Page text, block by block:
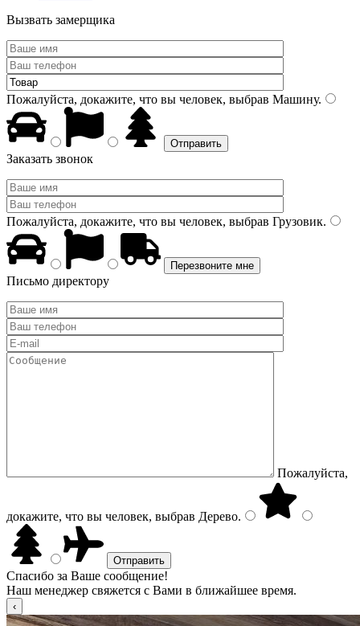
Вызвать замерщика
Пожалуйста, докажите, что вы человек, выбрав Машину.
Заказать звонок
Пожалуйста, докажите, что вы человек, выбрав Грузовик.
Письмо директору
Пожалуйста,
докажите, что вы человек, выбрав Дерево.
Спасибо за Ваше сообщение!
Наш менеджер свяжется с Вами в ближайшее время.